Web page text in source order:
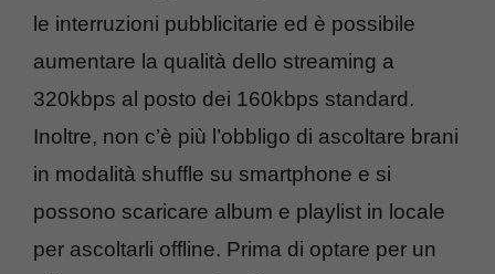
le interruzioni pubblicitarie ed è possibile
aumentare la qualità dello streaming a
320kbps al posto dei 160kbps standard.
Inoltre, non c’è più l’obbligo di ascoltare brani
in modalità shuffle su smartphone e si
possono scaricare album e playlist in locale
per ascoltarli offline. Prima di optare per un